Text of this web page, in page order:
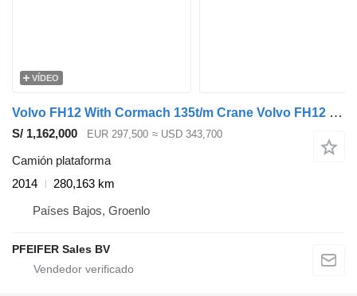
VÍDEO
Volvo FH12 With Cormach 135t/m Crane Volvo FH12 10x4 Wit
S/ 1,162,000 EUR 297,500 ≈ USD 343,700
Camión plataforma
2014
280,163 km
Países Bajos, Groenlo
PFEIFER Sales BV